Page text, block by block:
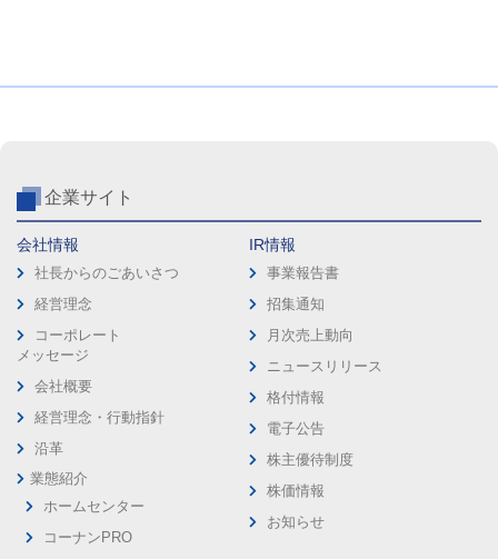
企業サイト
会社情報
社長からのごあいさつ
経営理念
コーポレート
メッセージ
会社概要
経営理念・行動指針
沿革
業態紹介
ホームセンター
コーナンPRO
IR情報
事業報告書
招集通知
月次売上動向
ニュースリリース
格付情報
電子公告
株主優待制度
株価情報
お知らせ